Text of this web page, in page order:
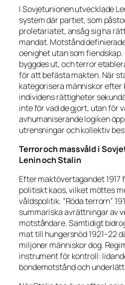
I Sovjetunionen utvecklade
system där partiet, som
proletariatet, ansåg sig ha
mandat. Motstånd
oenighet utan som
byggdes ut, och terror
för att befästa makten. När
kategorisera människor efter
individens rättigheter
inte för vad de gjort, utan för
avhumaniserande logiken
utrensningar och kollektiv
Terror och massvåld i
Lenin och Stalin
Efter maktövertagandet
politiskt kaos, vilket möttes
våldspolitik. ”Röda terrorn”
summariska avrättningar av
motståndare. Samtidigt
mat till hungersnöd 1921–22
miljoner människor dog.
instrument för kontroll:
bondemotstånd och